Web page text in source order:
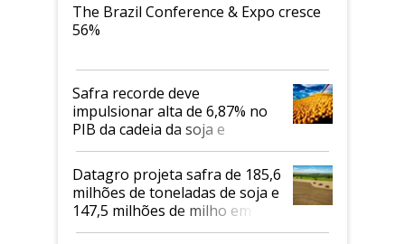
The Brazil Conference & Expo cresce
56%
Safra recorde deve
impulsionar alta de 6,87% no
PIB da cadeia da soja e
biodiesel em 2026
Datagro projeta safra de 185,6
milhões de toneladas de soja e
147,5 milhões de milho em
2026/27